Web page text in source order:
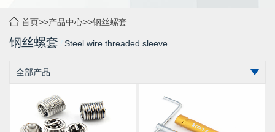
首页>>产品中心>>钢丝螺套
钢丝螺套 Steel wire threaded sleeve
全部产品